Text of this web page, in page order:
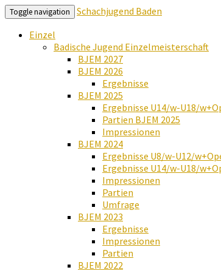
Toggle navigation
Schachjugend Baden
Einzel
Badische Jugend Einzelmeisterschaft
BJEM 2027
BJEM 2026
Ergebnisse
BJEM 2025
Ergebnisse U14/w-U18/
Partien BJEM 2025
Impressionen
BJEM 2024
Ergebnisse U8/w-U12/
Ergebnisse U14/w-U18/
Impressionen
Partien
Umfrage
BJEM 2023
Ergebnisse
Impressionen
Partien
BJEM 2022